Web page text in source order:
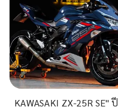
KAWASAKI ZX-25R SE" ปี